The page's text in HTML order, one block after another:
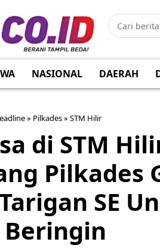
NASIONAL DAERAH
» Pilkades» STM Hilir
di STM
Pilkades
SE